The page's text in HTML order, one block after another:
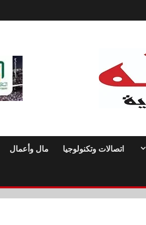
اتصالات وتكنولوجيا مال وأعمال